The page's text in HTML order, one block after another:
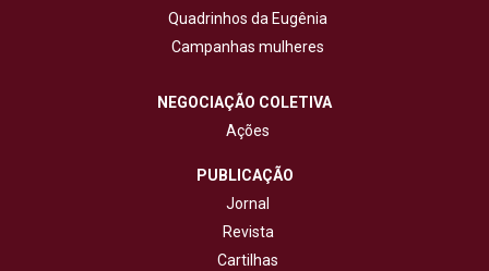
Quadrinhos da Eugênia
Campanhas mulheres
NEGOCIAÇÃO COLETIVA
Ações
PUBLICAÇÃO
Jornal
Revista
Cartilhas